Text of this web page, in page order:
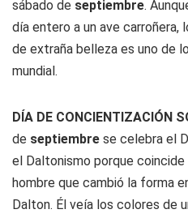
sábado de septiembre.
día entero a un ave
de extraña belleza es uno de
mundial.
DÍA DE CONCIENTIZACIÓN
de septiembre se celebra el
el Daltonismo porque
hombre que cambió la forma
Dalton. Él veía los colores de